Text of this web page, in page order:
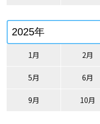
1月 2月
5月 6月
9月 10月